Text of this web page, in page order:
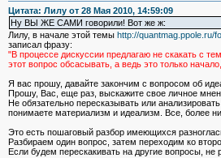
Цитата: Лилу от 28 Мая 2010, 14:59:09
Ну ВЫ ЖЕ САМИ говорили! Вот же ж:
Лилу, в начале этой темы http://quantmag.ppole.ru/
записал фразу:
"В процессе дискуссии предлагаю не скакать с
этот вопрос обсасывать, а ведь это только
Я вас прошу, давайте закончим с вопросом об
Прошу, Вас, еще раз, выскажите свое личное
Не обязательно пересказывать или
понимаете материализм и идеализм. Все, более
Это есть пошаговый разбор имеющихся
Разбираем один вопрос, затем переходим ко
Если будем перескакивать на другие вопросы,